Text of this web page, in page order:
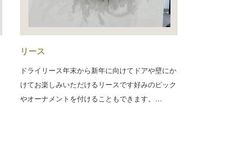
リース
ドライリース年末から新年に向けてドアや壁にか
けてお楽しみいただけるリースです好みのピック
やオーナメントを付けることもできます。…